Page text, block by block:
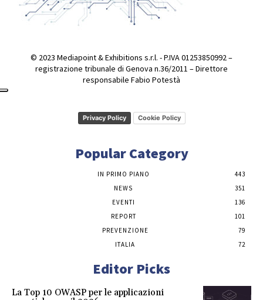
© 2023 Mediapoint & Exhibitions s.r.l. - P.IVA 01253850992 –
registrazione tribunale di Genova n.36/2011 – Direttore
responsabile Fabio Potestà
Privacy Policy Cookie Policy
Popular Category
IN PRIMO PIANO
443
NEWS
351
EVENTI
136
REPORT
101
PREVENZIONE
79
ITALIA
72
Editor Picks
La Top 10 OWASP per le applicazioni